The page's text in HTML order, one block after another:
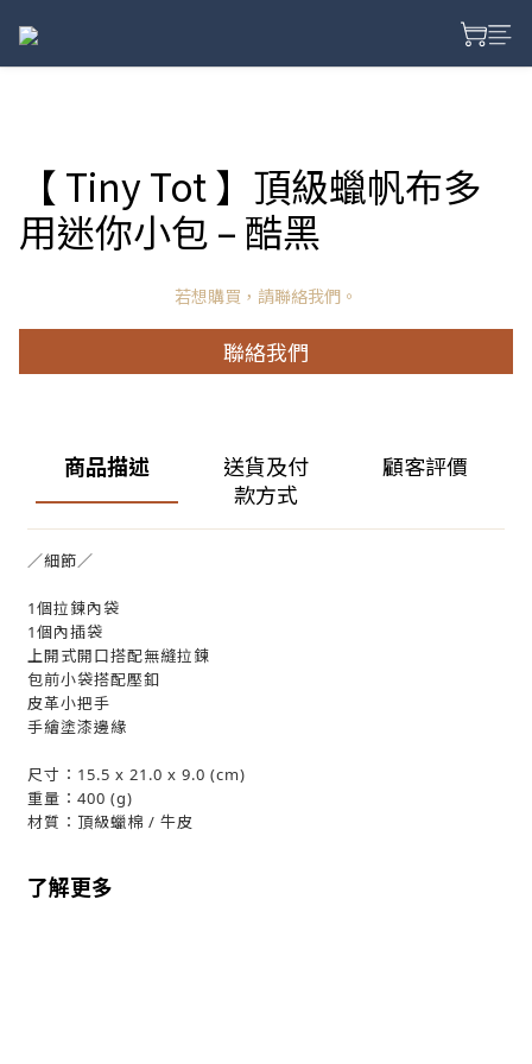
【 Tiny Tot 】頂級蠟帆布多
用迷你小包 – 酷黑
若想購買，請聯絡我們。
聯絡我們
商品描述
送貨及付
款方式
顧客評價
／細節／
1個拉鍊內袋
1個內插袋
上開式開口搭配無縫拉鍊
包前小袋搭配壓釦
皮革小把手
手繪塗漆邊緣
尺寸：15.5 x 21.0 x 9.0 (cm)
重量：400 (g)
材質：頂級蠟棉 / 牛皮
了解更多